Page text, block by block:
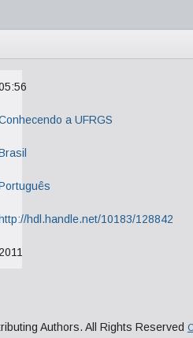
a UFRGS
http://hdl.handle.net/10183/128842
2011
Authors. All Rights Reserved